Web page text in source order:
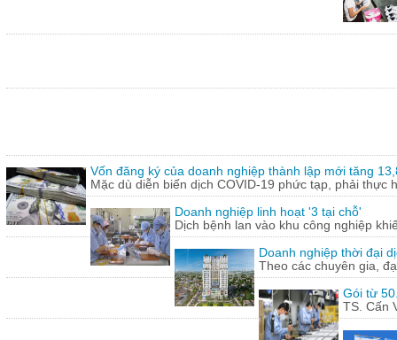
Vốn đăng ký của doanh nghiệp thành lập mới tăng
Mặc dù diễn biến dịch COVID-19 phức tạp, phải thực
Doanh nghiệp linh hoạt '3 tại chỗ'
Dịch bệnh lan vào khu công nghiệp
Doanh nghiệp thời đại
Theo các chuyên gia,
Gói từ
TS. Cấn